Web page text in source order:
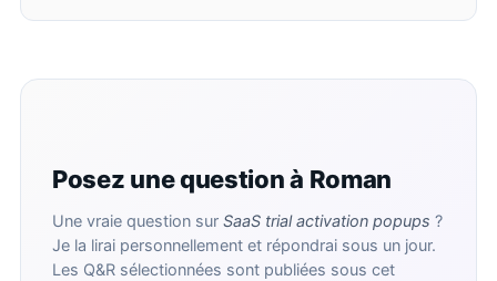
Posez une question à Roman
Une vraie question sur SaaS trial activation popups ?
Je la lirai personnellement et répondrai sous un jour.
Les Q&R sélectionnées sont publiées sous cet